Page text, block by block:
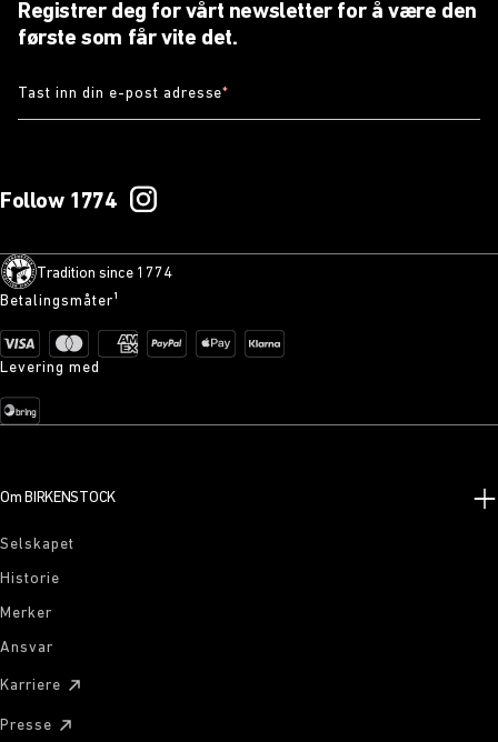
Registrer deg for vårt newsletter for å være den
første som får vite det.
Tast inn din e-post adresse*
Follow 1774
Tradition since 1774
Betalingsmåter¹
Levering med
Om BIRKENSTOCK
Selskapet
Historie
Merker
Ansvar
Karriere
Presse